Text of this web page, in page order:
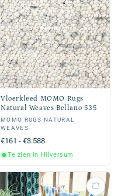
Vloerkleed MOMO Rugs
Natural Weaves Bellano 535
Verkoper:
MOMO RUGS NATURAL
WEAVES
Normale
prijs
€161 - €3.588
Te zien in Hilversum